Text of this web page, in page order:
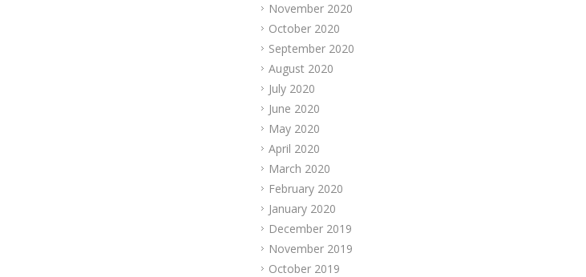
November 2020
October 2020
September 2020
August 2020
July 2020
June 2020
May 2020
April 2020
March 2020
February 2020
January 2020
December 2019
November 2019
October 2019